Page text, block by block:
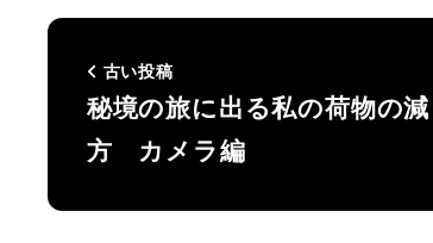
古い投稿
秘境の旅に出る私の荷物の
方 カメラ編